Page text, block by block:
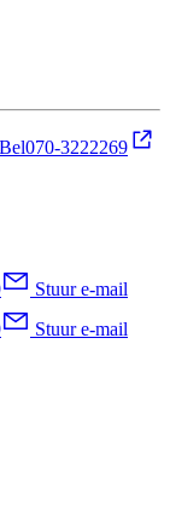
Bel070-3222269
Stuur e-mail
Stuur e-mail